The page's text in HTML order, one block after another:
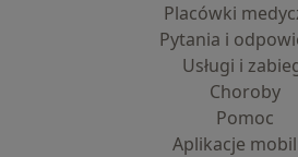
Placówki
Pytania i
Usługi i
Choroby
Pomoc
Aplikacje